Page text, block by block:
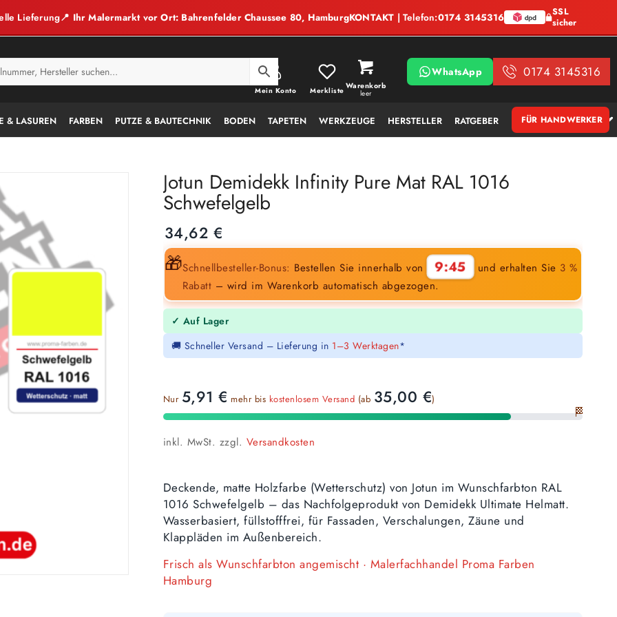
Lieferung📍 Ihr Malermarkt vor Ort: Bahrenfelder Chaussee 80, HamburgKONTAKT | Telefon:0174 3145316
SSL
sicher
Warenkorb
leer
Mein Konto Merkliste
WhatsApp 0174 3145316
& LASUREN FARBEN PUTZE & BAUTECHNIK BODEN TAPETEN WERKZEUGE HERSTELLER RATGEBER FÜR HANDWERKER
Jotun Demidekk Infinity Pure Mat RAL 1016
Schwefelgelb
34,62 €
🎁Schnellbesteller-Bonus: Bestellen Sie innerhalb von 9:44 und erhalten Sie 3 %
Rabatt – wird im Warenkorb automatisch abgezogen.
✓ Auf Lager
🚚 Schneller Versand – Lieferung in 1–3 Werktagen*
Nur 5,91€ mehr bis kostenlosem Versand (ab 35,00 €)
🏁
inkl. MwSt. zzgl. Versandkosten
Deckende, matte Holzfarbe (Wetterschutz) von Jotun im Wunschfarbton RAL
1016 Schwefelgelb – das Nachfolgeprodukt von Demidekk Ultimate Helmatt.
Wasserbasiert, füllstofffrei, für Fassaden, Verschalungen, Zäune und
Klappläden im Außenbereich.
Frisch als Wunschfarbton angemischt · Malerfachhandel Proma Farben
Hamburg